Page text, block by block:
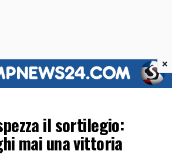
il sortilegio:
mai una vittoria
×